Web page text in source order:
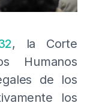
, la Corte
Humanos
de los
los